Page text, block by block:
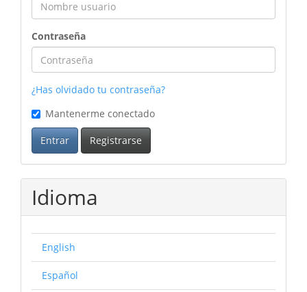
Contraseña
¿Has olvidado tu contraseña?
Mantenerme conectado
Entrar Registrarse
Idioma
English
Español